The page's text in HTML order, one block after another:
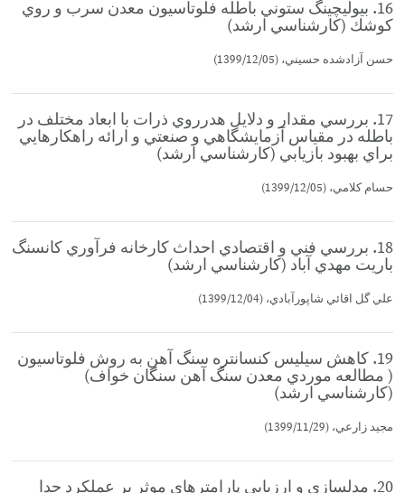
16. بيوليچينگ ستوني باطله فلوتاسيون معدن سرب و روي
كوشك (كارشناسي ارشد)
حسن آزادشده حسيني، (1399/12/05)
17. بررسي مقدار و دلايل هدرروي ذرات با ابعاد مختلف در
باطله در مقياس آزمايشگاهي و صنعتي و ارائه راهكارهايي
براي بهبود بازيابي (كارشناسي ارشد)
حسام كلامي، (1399/12/05)
18. بررسي فني و اقتصادي احداث كارخانه فرآوري كانسنگ
باريت مهدي آباد (كارشناسي ارشد)
علي گل اقائي شاپورآبادي، (1399/12/04)
19. كاهش سيليس كنسانتره سنگ آهن به روش فلوتاسيون
( مطالعه موردي معدن سنگ آهن سنگان خواف)
(كارشناسي ارشد)
مجيد زارعي، (1399/11/29)
20. مدلسازي و ارزيابي پارامترهاي موثر بر عملكرد جدا